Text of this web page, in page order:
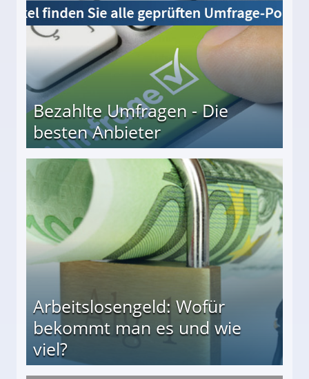
Bezahlte Umfragen - Die
besten Anbieter
Arbeitslosengeld: Wofür
bekommt man es und wie
viel?